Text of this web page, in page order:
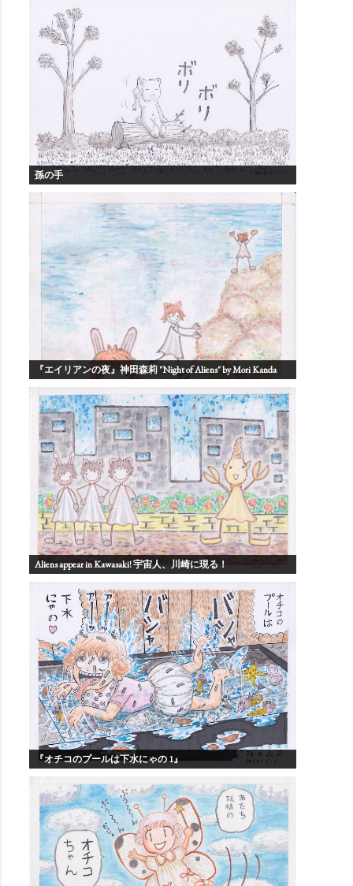
孫の手
『エイリアンの夜』神田森莉 "Night of Aliens" by Mori Kanda
Aliens appear in Kawasaki! 宇宙人、川崎に現る！
『オチコのプールは下水にゃの 1』